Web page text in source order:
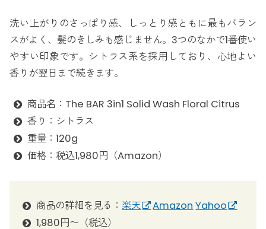
洗い上がりのさっぱり感、しっとり感ともに最もバラン
スがよく、髪のきしみも感じません。3つのなかで1番使い
やすい印象です。シトラス系を採用しており、心地よい
香りが翌日まで続きます。
商品名：The BAR 3in1 Solid Wash Floral Citrus
香り：シトラス
重量：120g
価格：税込1,980円（Amazon）
商品の詳細を見る： 楽天 Amazon Yahoo
1,980円〜（税込）